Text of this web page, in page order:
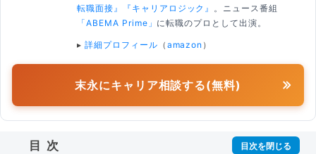
転職面接』
『キャリアロジック』
。ニュース番組
「ABEMA Prime」 に転職のプロとして出演。
▸ 詳細プロフィール （ amazon ）
末永にキャリア相談する(無料)
目次